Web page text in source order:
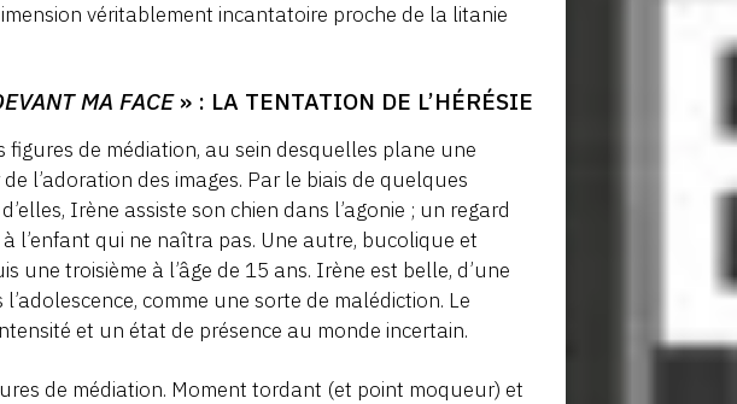
véritablement incantatoire proche de la litanie
MA FACE» : LA TENTATION DE L’HÉRÉSIE
figures de médiation, au sein desquelles plane une
l’adoration des images. Par le biais de quelques
Irène assiste son chien dans l’agonie ; un regard
l’enfant qui ne naîtra pas. Une autre, bucolique et
une troisième à l’âge de 15 ans. Irène est belle, d’une
comme une sorte de malédiction. Le
et un état de présence au monde incertain.
de médiation. Moment tordant (et point moqueur) et